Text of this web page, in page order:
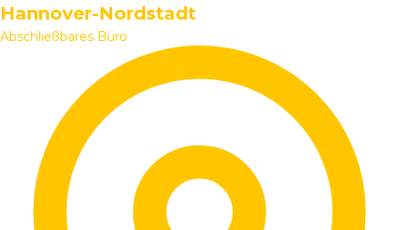
Hannover-Nordstadt
Abschließbares Büro